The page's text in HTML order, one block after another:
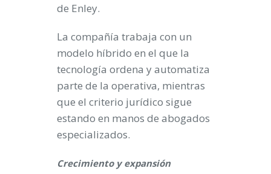
de Enley.
La compañía trabaja con un
modelo híbrido en el que la
tecnología ordena y automatiza
parte de la operativa, mientras
que el criterio jurídico sigue
estando en manos de abogados
especializados.
Crecimiento y expansión